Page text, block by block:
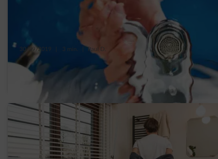
30/09/2019 3 min. Paul D.
À chaque fois que vous ouvrez le robinet,
combien d’eau consommez-vous ?